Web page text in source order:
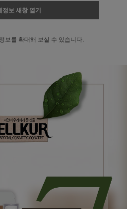
정보 새창 열기
보를 확대해 보실 수 있습니다.